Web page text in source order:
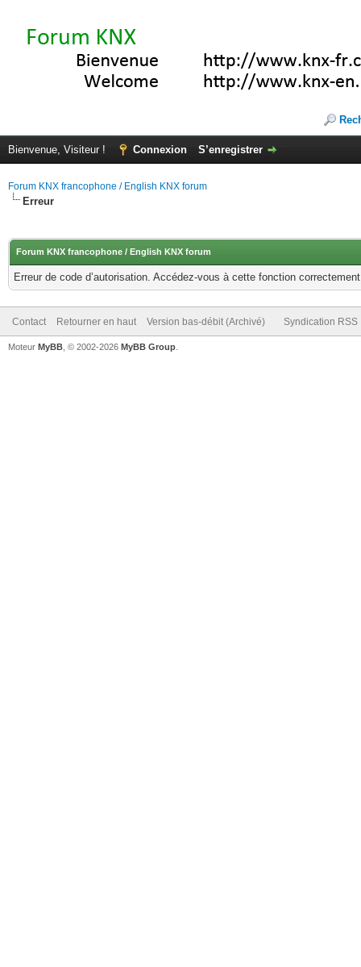
Bienvenue, Visiteur ! Connexion S’enregistrer
Forum KNX francophone / English KNX forum
Erreur
Forum KNX francophone / English KNX forum
Erreur de code d’autorisation. Accédez-vous à cette fonction
Contact Retourner en haut Version bas-débit (Archivé) Syndication RSS
Moteur MyBB , © 2002-2026 MyBB Group